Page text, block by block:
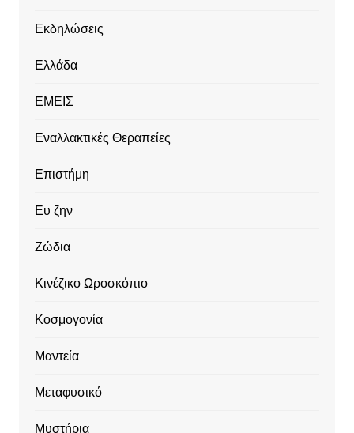
Εκδηλώσεις
Ελλάδα
ΕΜΕΙΣ
Εναλλακτικές Θεραπείες
Επιστήμη
Ευ ζην
Ζώδια
Κινέζικο Ωροσκόπιο
Κοσμογονία
Μαντεία
Μεταφυσικό
Μυστήρια